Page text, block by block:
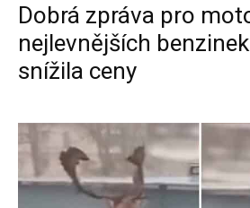
Dobrá zpráva pro
nejlevnějších
snížila ceny